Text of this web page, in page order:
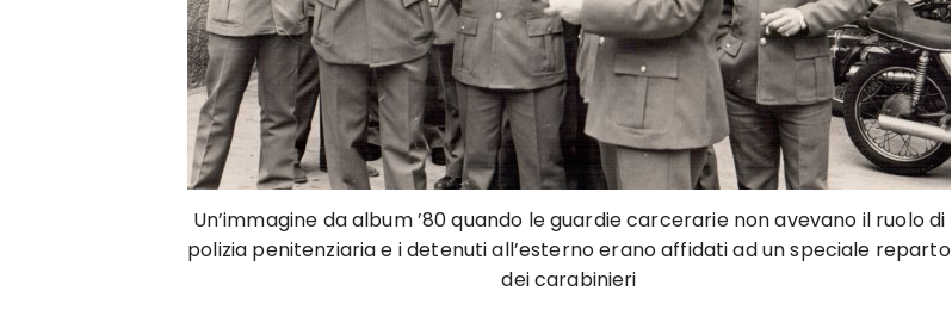
Un’immagine da album ’80 quando le guardie carcerarie non avevano il ruolo di
polizia penitenziaria e i detenuti all’esterno erano affidati ad un speciale reparto
dei carabinieri